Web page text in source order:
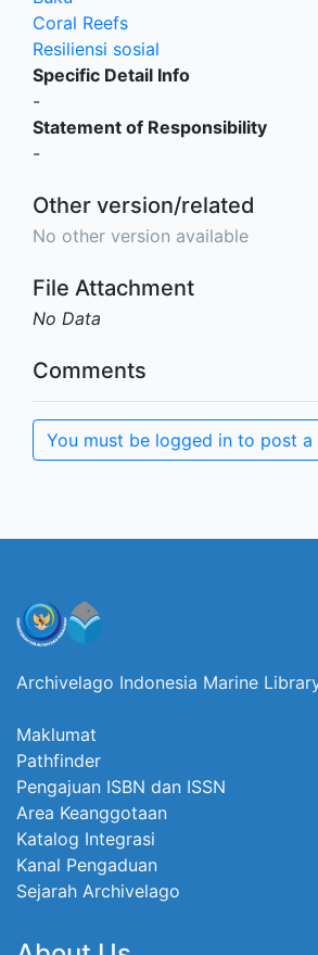
Coral Reefs
Resiliensi sosial
Specific Detail Info
-
Statement of Responsibility
-
Other version/related
No other version available
File Attachment
No Data
Comments
You must be logged in to post a
Archivelago Indonesia Marine
Maklumat
Pathfinder
Pengajuan ISBN dan ISSN
Area Keanggotaan
Katalog Integrasi
Kanal Pengaduan
Sejarah Archivelago